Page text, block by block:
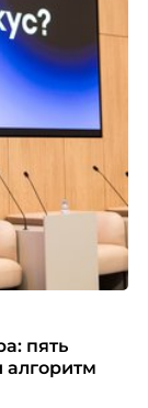
Ускова,
самые
пять
алгоритм